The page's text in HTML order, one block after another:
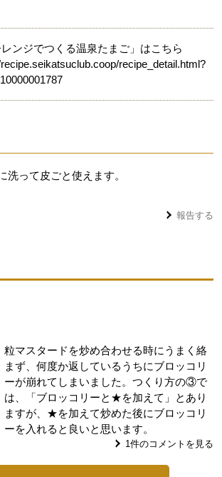
レンジでつくる温泉たまご」はこちら
recipe_detail.html?
洗って皮ごと使えます。
報告する
粒マスタードを炒め合わせる時にうまく絡
まず、何度か返しているうちにブロッコリ
ーが崩れてしまいました。つくり方の③で
は、「ブロッコリーと★を加えて」とあり
ますが、★を加えて炒めた後にブロッコリ
ーを入れると良いと思います。
1件のコメントを見る